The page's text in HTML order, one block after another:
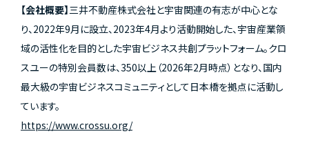
【会社概要】三井不動産株式会社と宇宙関連の有志が中心とな
り、2022年9月に設立、2023年4月より活動開始した、宇宙産業領
域の活性化を目的とした宇宙ビジネス共創プラットフォーム。クロ
スユーの特別会員数は、350以上（2026年2月時点）となり、国内
最大級の宇宙ビジネスコミュニティとして日本橋を拠点に活動し
ています。
https://www.crossu.org/